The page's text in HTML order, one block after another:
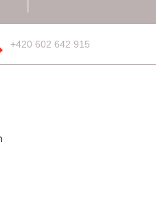
+420 602 642 915